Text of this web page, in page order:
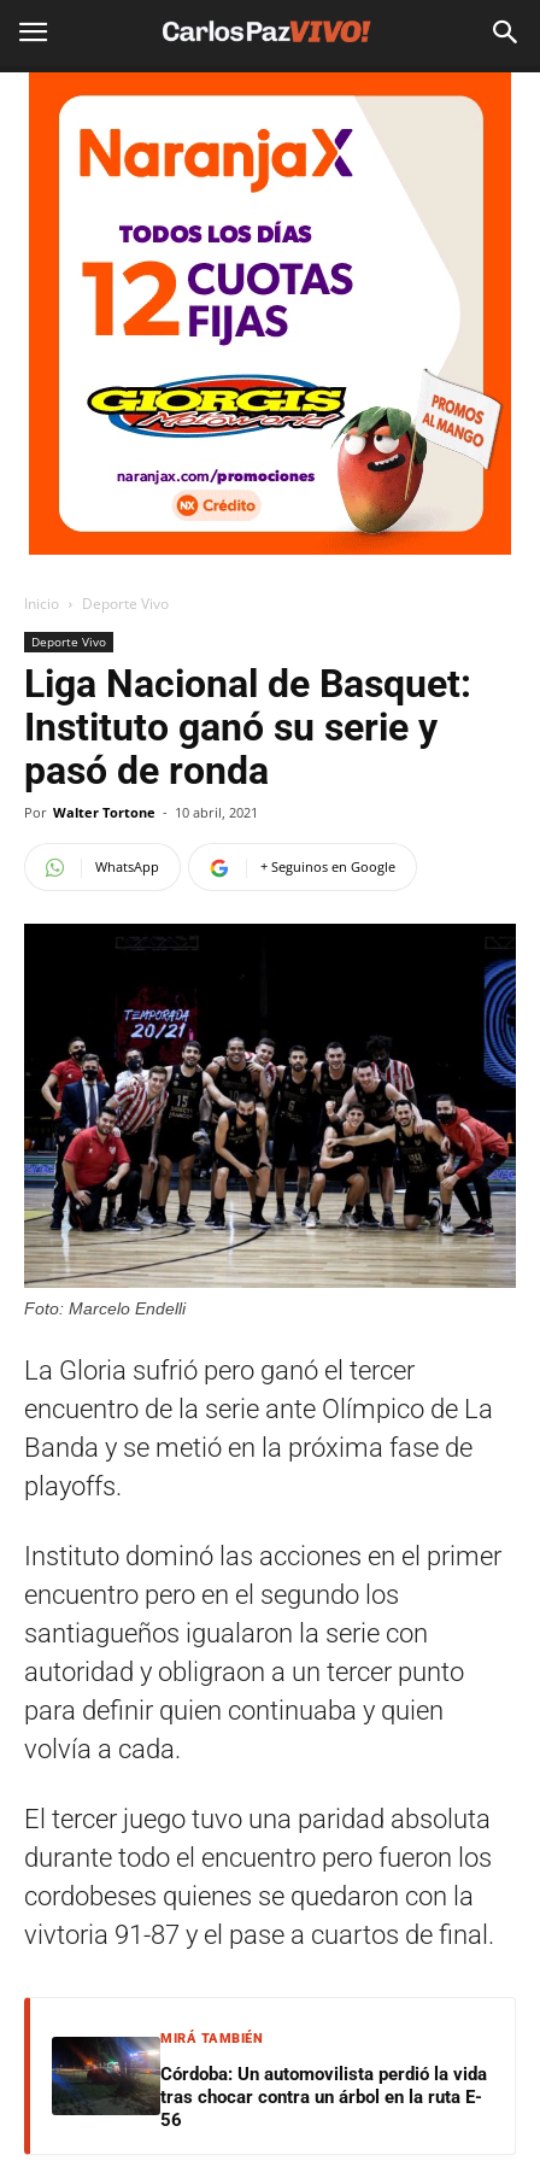
Inicio Deporte Vivo
Deporte Vivo
Liga Nacional de Basquet:
Instituto ganó su serie y
pasó de ronda
Por Walter Tortone - 10 abril, 2021
WhatsApp + Seguinos en Google
Foto: Marcelo Endelli
La Gloria sufrió pero ganó el tercer
encuentro de la serie ante Olímpico de La
Banda y se metió en la próxima fase de
playoffs.
Instituto dominó las acciones en el primer
encuentro pero en el segundo los
santiagueños igualaron la serie con
autoridad y obligraon a un tercer punto
para definir quien continuaba y quien
volvía a cada.
El tercer juego tuvo una paridad absoluta
durante todo el encuentro pero fueron los
cordobeses quienes se quedaron con la
vivtoria 91-87 y el pase a cuartos de final.
MIRÁ TAMBIÉN
Córdoba: Un automovilista perdió la vida
tras chocar contra un árbol en la ruta E-
56